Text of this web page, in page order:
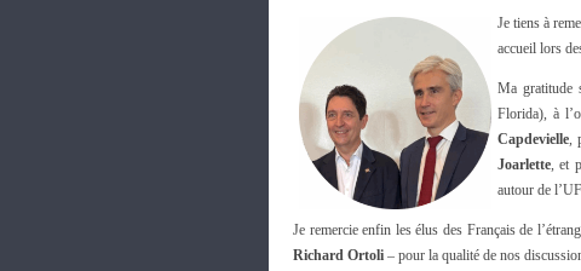
Je tiens à
accueil lors
Ma gratitude
Florida), à
Capdevielle,
Joarlette, et
autour de
Je remercie enfin les élus des Français de
Richard Ortoli – pour la qualité de nos